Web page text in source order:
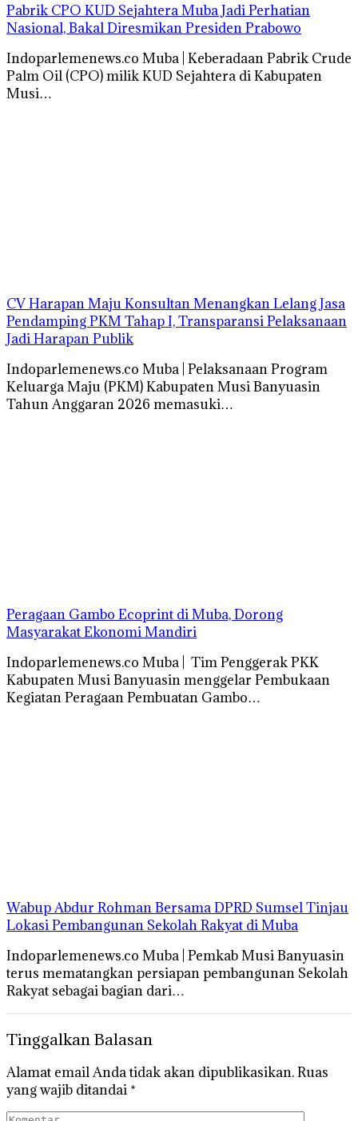
Pabrik CPO KUD Sejahtera Muba Jadi Perhatian
Nasional, Bakal Diresmikan Presiden Prabowo
Indoparlemenews.co Muba | Keberadaan Pabrik Crude
Palm Oil (CPO) milik KUD Sejahtera di Kabupaten
Musi…
CV Harapan Maju Konsultan Menangkan Lelang Jasa
Pendamping PKM Tahap I, Transparansi Pelaksanaan
Jadi Harapan Publik
Indoparlemenews.co Muba | Pelaksanaan Program
Keluarga Maju (PKM) Kabupaten Musi Banyuasin
Tahun Anggaran 2026 memasuki…
Peragaan Gambo Ecoprint di Muba, Dorong
Masyarakat Ekonomi Mandiri
Indoparlemenews.co Muba | Tim Penggerak PKK
Kabupaten Musi Banyuasin menggelar Pembukaan
Kegiatan Peragaan Pembuatan Gambo…
Wabup Abdur Rohman Bersama DPRD Sumsel Tinjau
Lokasi Pembangunan Sekolah Rakyat di Muba
Indoparlemenews.co Muba | Pemkab Musi Banyuasin
terus mematangkan persiapan pembangunan Sekolah
Rakyat sebagai bagian dari…
Tinggalkan Balasan
Alamat email Anda tidak akan dipublikasikan.Ruas
yang wajib ditandai *